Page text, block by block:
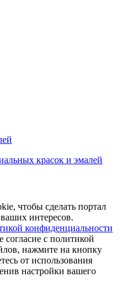
красок и эмалей
чтобы сделать портал
интересов.
конфиденциальности
согласие с политикой
нажмите на кнопку
от использования
настройки вашего